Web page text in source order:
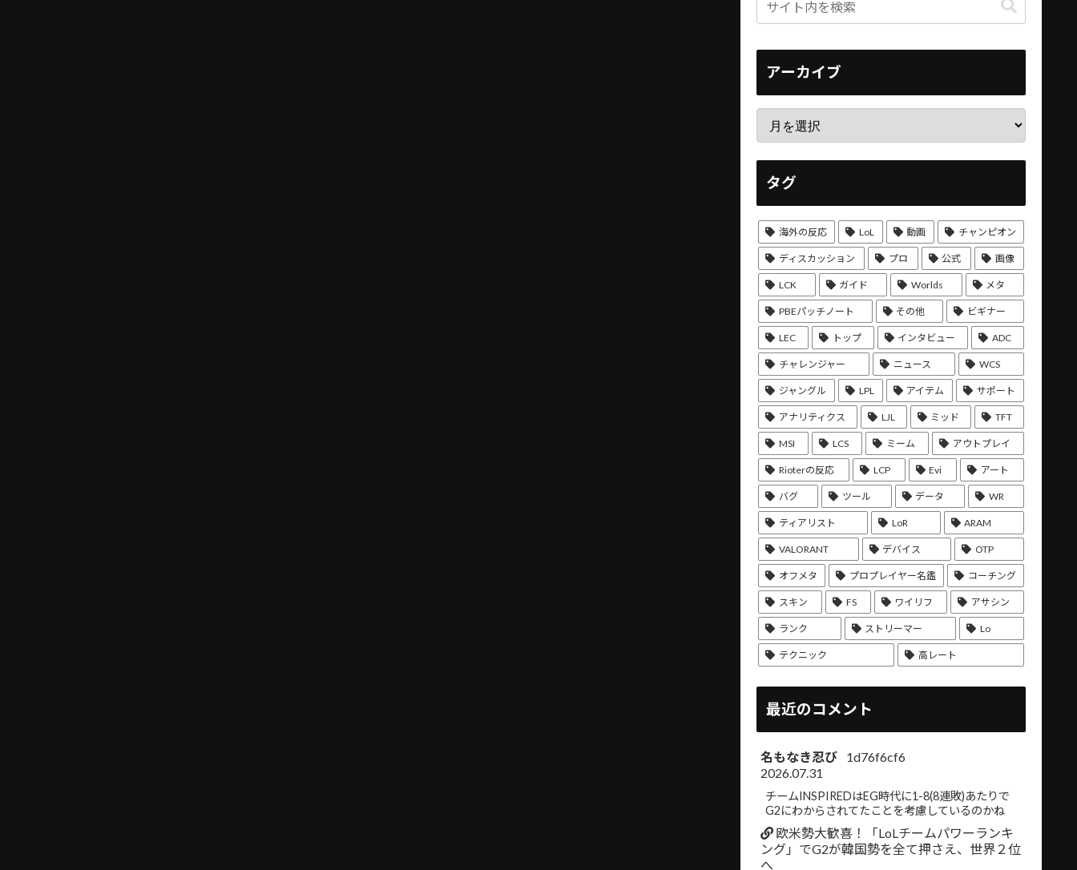
アーカイブ
タグ
海外の反応 LoL 動画 チャンピオン
ディスカッション プロ 公式 画像
LCK ガイド Worlds メタ
PBEパッチノート その他 ビギナー
LEC トップ インタビュー ADC
チャレンジャー ニュース WCS
ジャングル LPL アイテム サポート
アナリティクス LJL ミッド TFT
MSI LCS ミーム アウトプレイ
Rioterの反応 LCP Evi アート
バグ ツール データ WR
ティアリスト LoR ARAM
VALORANT デバイス OTP
オフメタ プロプレイヤー名鑑 コーチング
スキン FS ワイリフ アサシン
ランク ストリーマー Lo
テクニック 高レート
最近のコメント
名もなき忍び
1d76f6cf6
2026.07.31
チームINSPIREDはEG時代に1-8(8連敗)あたりで
G2にわからされてたことを考慮しているのかね
欧米勢大歓喜！「LoLチームパワーランキ
ング」でG2が韓国勢を全て押さえ、世界２位
へ